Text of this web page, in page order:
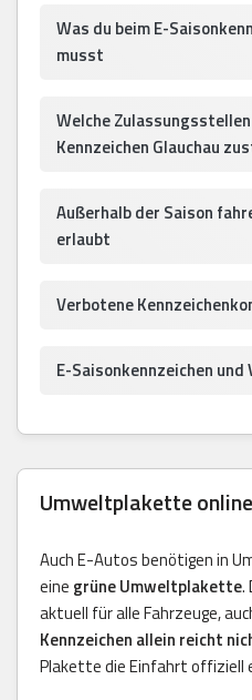
Was du beim E-
musst
Welche
Kennzeichen Glauchau
Außerhalb der Saison
erlaubt
Verbotene
E-Saisonkennzeichen
Umweltplakette
Auch E-Autos benötigen in
eine grüne Umweltplakette.
aktuell für alle Fahrzeuge,
Kennzeichen allein reicht
Plakette die Einfahrt offiziell